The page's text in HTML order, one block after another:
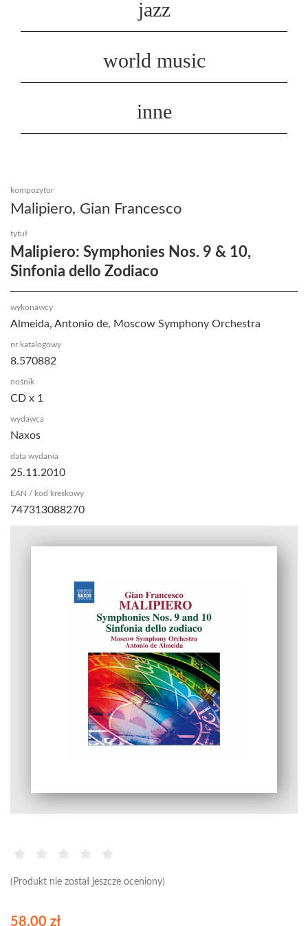
jazz
world music
inne
(Produkt nie został jeszcze oceniony)
kompozytor
Malipiero, Gian Francesco
tytuł
Malipiero: Symphonies Nos. 9 & 10,
Sinfonia dello Zodiaco
wykonawcy
Almeida, Antonio de, Moscow Symphony Orchestra
nr katalogowy
8.570882
nośnik
CD x 1
wydawca
Naxos
data wydania
25.11.2010
EAN / kod kreskowy
747313088270
58,00 zł